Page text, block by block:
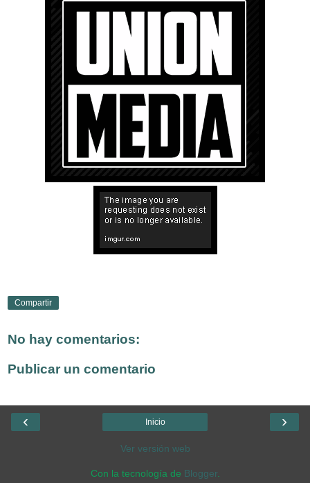
Compartir
No hay comentarios:
Publicar un comentario
‹ ›
Inicio
Ver versión web
Con la tecnología de Blogger.